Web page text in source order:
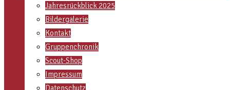
Jahresrückblick 2025
Bildergalerie
Kontakt
Gruppenchronik
Scout-Shop
Impressum
Datenschutz